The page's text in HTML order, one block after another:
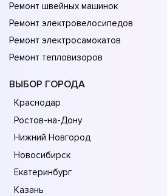
Ремонт швейных машинок
Ремонт электровелосипедов
Ремонт электросамокатов
Ремонт тепловизоров
ВЫБОР ГОРОДА
Краснодар
Ростов-на-Дону
Нижний Новгород
Новосибирск
Екатеринбург
Казань